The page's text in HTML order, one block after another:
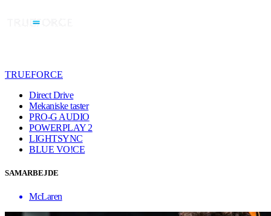
TRUEFORCE
Direct Drive
Mekaniske taster
PRO-G AUDIO
POWERPLAY 2
LIGHTSYNC
BLUE VO!CE
SAMARBEJDE
McLaren